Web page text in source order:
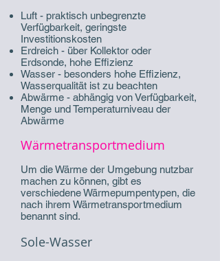
Luft - praktisch unbegrenzte
Verfügbarkeit, geringste
Investitionskosten
Erdreich - über Kollektor oder
Erdsonde, hohe Effizienz
Wasser - besonders hohe Effizienz,
Wasserqualität ist zu beachten
Abwärme - abhängig von Verfügbarkeit,
Menge und Temperaturniveau der
Abwärme
Wärmetransportmedium
Um die Wärme der Umgebung nutzbar
machen zu können, gibt es
verschiedene Wärmepumpentypen, die
nach ihrem Wärmetransportmedium
benannt sind.
Sole-Wasser